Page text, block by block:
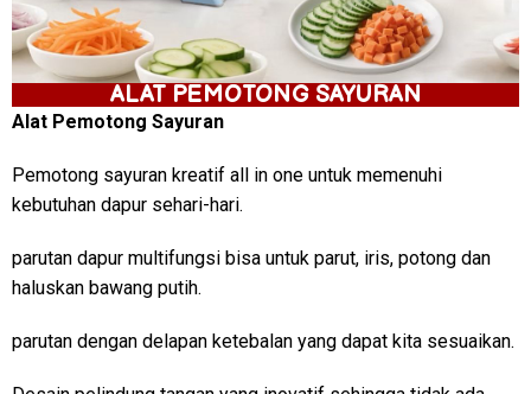
ALAT PEMOTONG SAYURAN
Alat Pemotong Sayuran
Pemotong sayuran kreatif all in one untuk memenuhi
kebutuhan dapur sehari-hari.
parutan dapur multifungsi bisa untuk parut, iris, potong dan
haluskan bawang putih.
parutan dengan delapan ketebalan yang dapat kita sesuaikan.